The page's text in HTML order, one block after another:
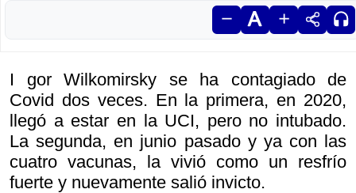
I gor Wilkomirsky se ha contagiado de
Covid dos veces. En la primera, en 2020,
llegó a estar en la UCI, pero no intubado.
La segunda, en junio pasado y ya con las
cuatro vacunas, la vivió como un resfrío
fuerte y nuevamente salió invicto.